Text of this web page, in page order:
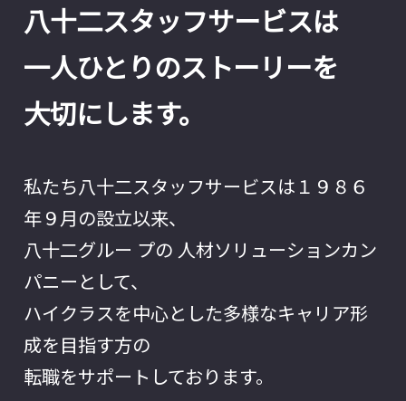
八十二スタッフサービスは
一人ひとりのストーリーを
大切にします。
私たち八十二スタッフサービスは１９８６
年９月の設立以来、
八十二グルー プの 人材ソリューションカン
パニーとして、
ハイクラスを中心とした多様なキャリア形
成を目指す方の
転職をサポートしております。